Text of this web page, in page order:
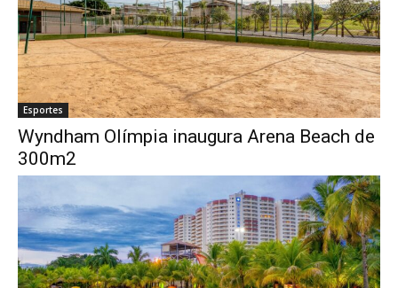
Esportes
Wyndham Olímpia inaugura Arena Beach de
300m2